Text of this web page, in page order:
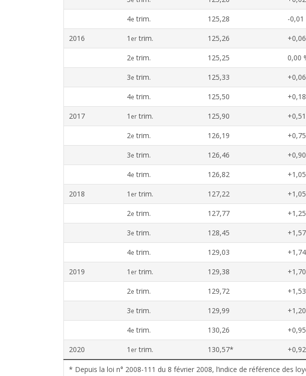
4e trim. 125,28 -0,01
2016 1 ertrim. 125,26
2e trim. 125,25 0,00
3e trim. 125,33
4e trim. 125,50
2017 1 ertrim. 125,90
2e trim. 126,19
3e trim. 126,46
4e trim. 126,82
2018 1 ertrim. 127,22
2e trim. 127,77
3e trim. 128,45
4e trim. 129,03
2019 1 ertrim. 129,38
2e trim. 129,72
3e trim. 129,99
4e trim. 130,26
2020 1 ertrim. 130,57*
* Depuis la loi n° 2008-111 du 8 février 2008, l’indice de référence des